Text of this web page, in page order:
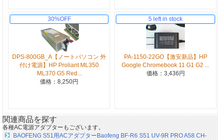
30%OFF
DPS-800GB_A【ノートパソコン 外
付け電源】HP Proliant ML350
ML370 G5 Red...
価格：8,250円
5 left in stock
PA-1150-22GO【激安新品】HP
Google Chromebook 11 G1 G2 ...
価格：3,436円
関連商品を探す
各種AC電源アダプターもございます。
BAOFENG S51用ACアダプターBaofeng BF-R6 S51 UV-9R PRO A58 CH-